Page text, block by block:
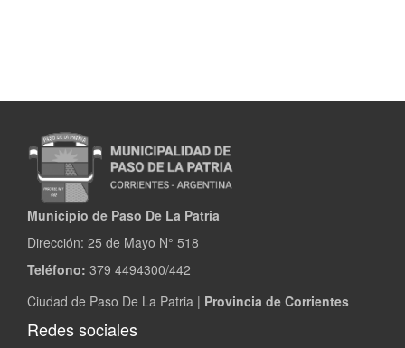
Municipio de Paso De La Patria
Dirección: 25 de Mayo N° 518
Teléfono: 379 4494300/442
Ciudad de Paso De La Patria | Provincia de Corrientes
Redes sociales